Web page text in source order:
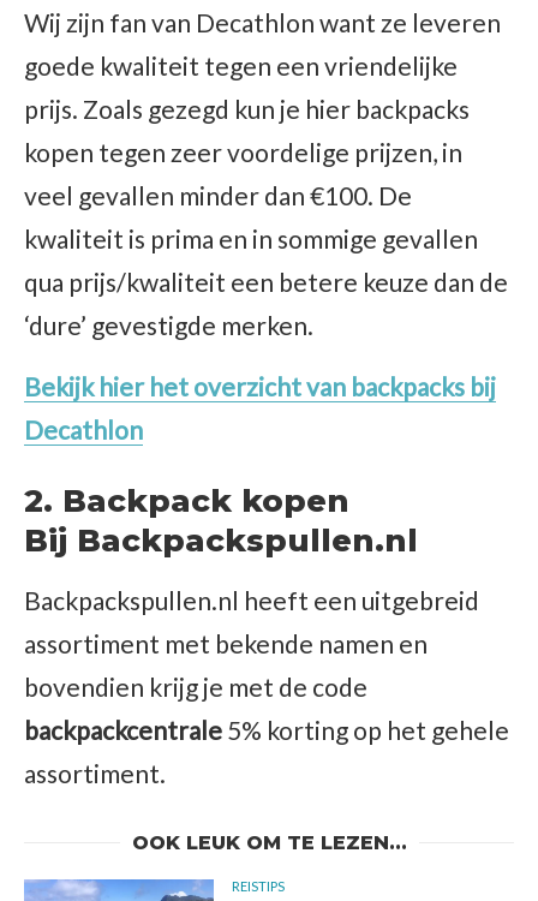
Wij zijn fan van Decathlon want ze leveren
goede kwaliteit tegen een vriendelijke
prijs. Zoals gezegd kun je hier backpacks
kopen tegen zeer voordelige prijzen, in
veel gevallen minder dan €100. De
kwaliteit is prima en in sommige gevallen
qua prijs/kwaliteit een betere keuze dan de
‘dure’ gevestigde merken.
Bekijk hier het overzicht van backpacks bij
Decathlon
2. Backpack kopen
Bij Backpackspullen.nl
Backpackspullen.nl heeft een uitgebreid
assortiment met bekende namen en
bovendien krijg je met de code
backpackcentrale 5% korting op het gehele
assortiment.
OOK LEUK OM TE LEZEN...
REISTIPS